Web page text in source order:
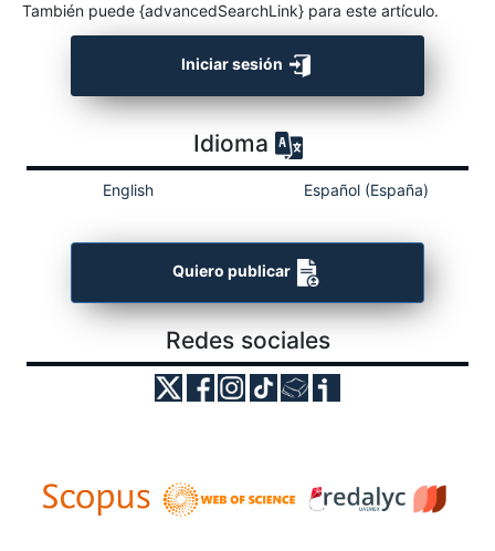
También puede {advancedSearchLink} para este artículo.
Iniciar sesión
Idioma
English Español (España)
Quiero publicar
Redes sociales